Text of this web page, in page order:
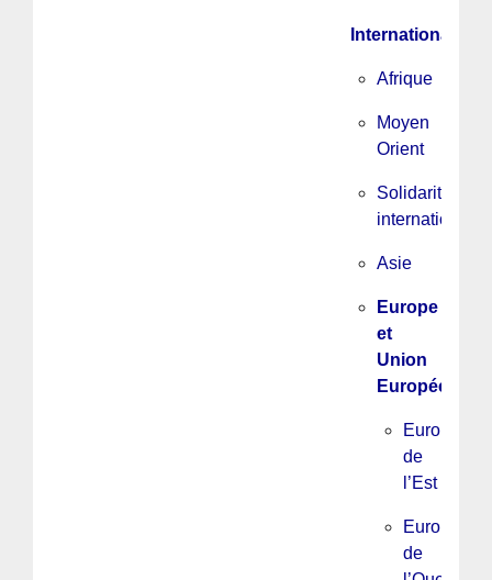
International
Afrique
Moyen
Orient
Solidarité
internationale
Asie
Europe
et
Union
Européenne
Europe
de
l’Est
Europe
de